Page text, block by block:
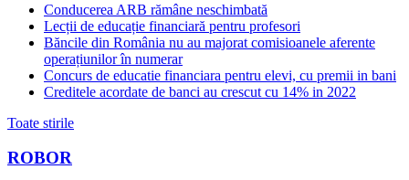
Conducerea ARB rămâne neschimbată
Lecții de educație financiară pentru profesori
Băncile din România nu au majorat comisioanele aferente
operațiunilor în numerar
Concurs de educatie financiara pentru elevi, cu premii in bani
Creditele acordate de banci au crescut cu 14% in 2022
Toate stirile
ROBOR